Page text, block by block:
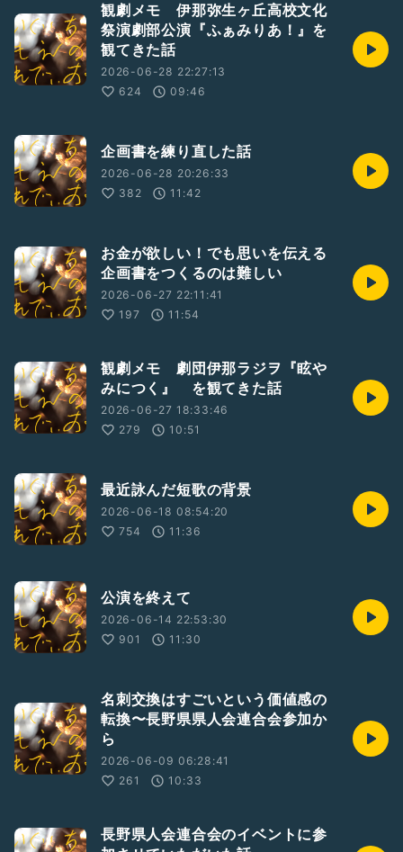
観劇メモ 伊那弥生ヶ丘高校文化
祭演劇部公演『ふぁみりあ！』を
観てきた話
2026-06-28 22:27:13
624
09:46
企画書を練り直した話
2026-06-28 20:26:33
382
11:42
お金が欲しい！でも思いを伝える
企画書をつくるのは難しい
2026-06-27 22:11:41
197
11:54
観劇メモ 劇団伊那ラジヲ『眩や
みにつく』 を観てきた話
2026-06-27 18:33:46
279
10:51
最近詠んだ短歌の背景
2026-06-18 08:54:20
754
11:36
公演を終えて
2026-06-14 22:53:30
901
11:30
名刺交換はすごいという価値感の
転換〜長野県県人会連合会参加か
ら
2026-06-09 06:28:41
261
10:33
長野県人会連合会のイベントに参